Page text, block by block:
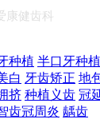
康健齿科
种植 半口牙种植
白 牙齿矫正 地
挤 种植义齿 冠
齿冠周炎 龋齿